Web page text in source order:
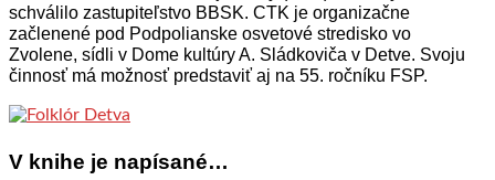
schválilo zastupiteľstvo BBSK. CTK je organizačne
začlenené pod Podpolianske osvetové stredisko vo
Zvolene, sídli v Dome kultúry A. Sládkoviča v Detve. Svoju
činnosť má možnosť predstaviť aj na 55. ročníku FSP.
V knihe je napísané…